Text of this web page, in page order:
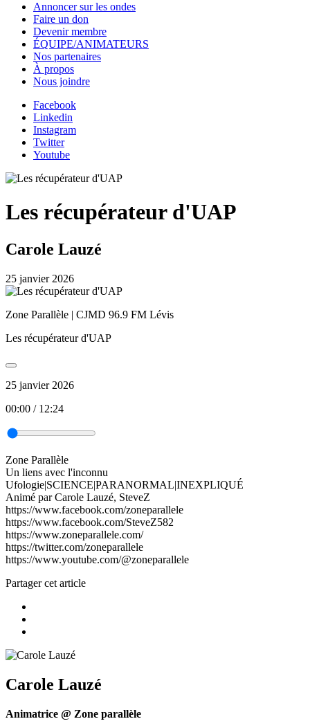
Annoncer sur les ondes
Faire un don
Devenir membre
ÉQUIPE/ANIMATEURS
Nos partenaires
À propos
Nous joindre
Facebook
Linkedin
Instagram
Twitter
Youtube
Les récupérateur d'UAP
Carole Lauzé
25 janvier 2026
Zone Parallèle | CJMD 96.9 FM Lévis
Les récupérateur d'UAP
25 janvier 2026
00:00 / 12:24
Zone Parallèle
Un liens avec l'inconnu
Ufologie|SCIENCE|PARANORMAL|INEXPLIQUÉ
Animé par Carole Lauzé, SteveZ
https://www.facebook.com/zoneparallele
https://www.facebook.com/SteveZ582
https://www.zoneparallele.com/
https://twitter.com/zoneparallele
https://www.youtube.com/@zoneparallele
Partager cet article
Carole Lauzé
Animatrice @ Zone parallèle